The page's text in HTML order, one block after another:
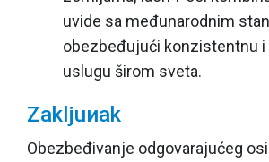
uvide sa međunarodnim
obezbeđujući konzistentnu i
uslugu širom sveta.
Zakljuиak
Obezbeđivanje odgovarajućeg